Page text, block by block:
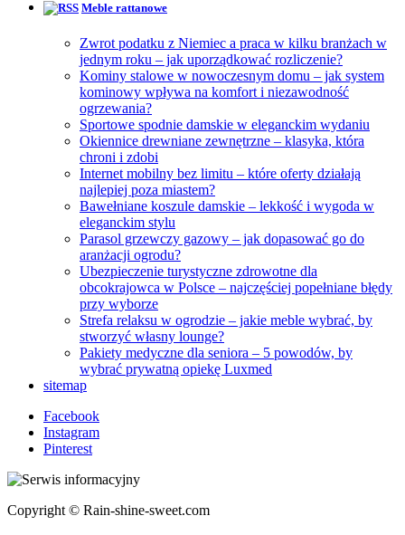
Meble rattanowe
Zwrot podatku z Niemiec a praca w kilku branżach w
jednym roku – jak uporządkować rozliczenie?
Kominy stalowe w nowoczesnym domu – jak system
kominowy wpływa na komfort i niezawodność
ogrzewania?
Sportowe spodnie damskie w eleganckim wydaniu
Okiennice drewniane zewnętrzne – klasyka, która
chroni i zdobi
Internet mobilny bez limitu – które oferty działają
najlepiej poza miastem?
Bawełniane koszule damskie – lekkość i wygoda w
eleganckim stylu
Parasol grzewczy gazowy – jak dopasować go do
aranżacji ogrodu?
Ubezpieczenie turystyczne zdrowotne dla
obcokrajowca w Polsce – najczęściej popełniane błędy
przy wyborze
Strefa relaksu w ogrodzie – jakie meble wybrać, by
stworzyć własny lounge?
Pakiety medyczne dla seniora – 5 powodów, by
wybrać prywatną opiekę Luxmed
sitemap
Facebook
Instagram
Pinterest
Copyright © Rain-shine-sweet.com